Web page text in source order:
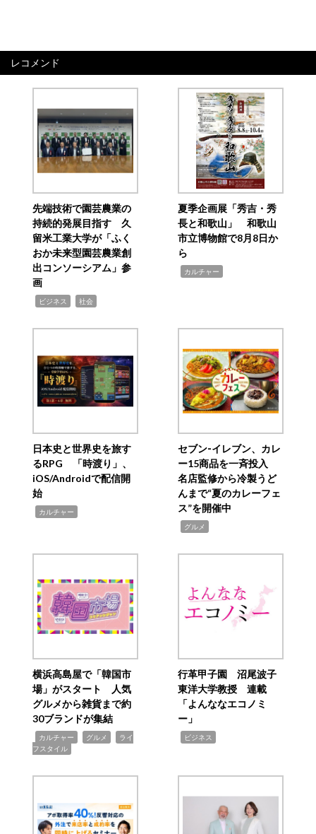
レコメンド
先端技術で園芸農業の
持続的発展目指す 久
留米工業大学が「ふく
おか未来型園芸農業創
出コンソーシアム」参
画
ビジネス 社会
夏季企画展「秀吉・秀
長と和歌山」 和歌山
市立博物館で8月8日か
ら
カルチャー
日本史と世界史を旅す
るRPG 「時渡り」、
iOS/Androidで配信開
始
カルチャー
セブン‐イレブン、カレ
ー15商品を一斉投入
名店監修から冷製うど
んまで“夏のカレーフェ
ス”を開催中
グルメ
横浜高島屋で「韓国市
場」がスタート 人気
グルメから雑貨まで約
30ブランドが集結
カルチャー グルメ
ライ
フスタイル
行革甲子園 沼尾波子
東洋大学教授 連載
「よんななエコノミ
ー」
ビジネス